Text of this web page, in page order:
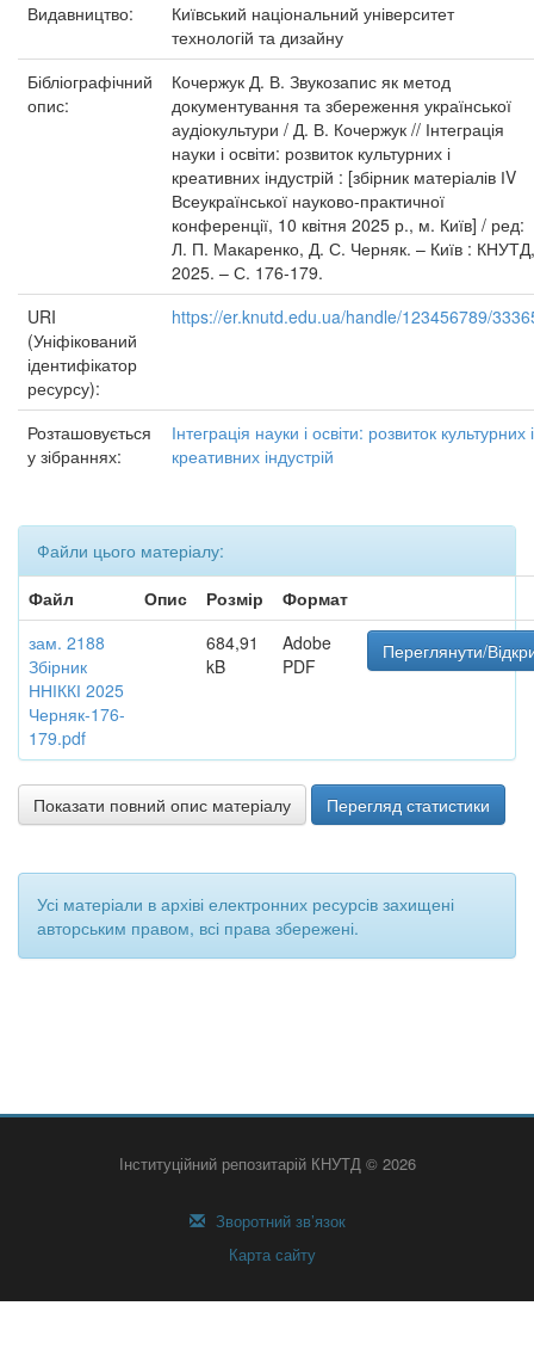
Видавництво:
Київський національний університет
технологій та дизайну
Бібліографічний
опис:
Кочержук Д. В. Звукозапис як метод
документування та збереження української
аудіокультури / Д. В. Кочержук // Інтеграція
науки і освіти: розвиток культурних і
креативних індустрій : [збірник матеріалів ІV
Всеукраїнської науково-практичної
конференції, 10 квітня 2025 р., м. Київ] / ред:
Л. П. Макаренко, Д. С. Черняк. – Київ : КНУТД,
2025. – С. 176-179.
URI
(Уніфікований
ідентифікатор
ресурсу):
https://er.knutd.edu.ua/handle/123456789/
Розташовується
у зібраннях:
Інтеграція науки і освіти: розвиток культурних і
креативних індустрій
Файли цього матеріалу:
Файл
Опис Розмір
Формат
зам. 2188
Збірник
ННІККІ 2025
Черняк-176-
179.pdf
684,91
kB
Adobe
PDF
Переглянути/
Показати повний опис матеріалу Перегляд статистики
Усі матеріали в архіві електронних ресурсів захищені
авторським правом, всі права збережені.
Інституційний репозитарій КНУТД © 2026
Зворотний зв’язок
Карта сайту